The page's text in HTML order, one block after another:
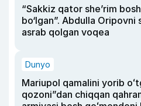
“Sakkiz qator she’rim
bo‘lgan”. Abdulla
asrab qolgan voqea
Dunyo
Mariupol qamalini yorib
qozoni”dan chiqqan